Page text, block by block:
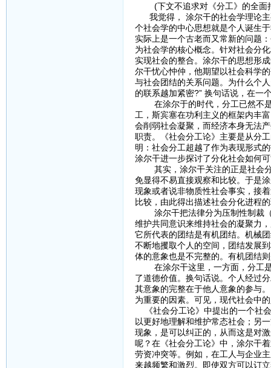
(下文不追求对《分工》的全面
我觉得， 涂尔干的社会学理论主
个社会学的中心思想就是个人诞生
实际上是一个古老而又常新的问题
为社会学的核心概念。针对社会分
实现社会的整合。涂尔干的思想形
尔干忧心忡仲，他期望以社会科学
与社会团结的关系问题。为什么个
的联系越加紧密?” 换句话说，在一
在涂尔于的时代，分工已然不是
工，斯宾塞在功利主义的框架内丰
会削弱社会凝聚，而经济本身无法
职责。《社会分工论》主要是从分
明：社会分工超越了作为表现形式
涂尔干进一步探讨了分化社会如何
其实，涂尔干关注的正是社会分
免显得不易直接观察和比较。于是
现象或者说非物质性社会事实，接
比较，由此得出描述社会分化进程
涂尔干把法律分为压制性制裁（
维护共同意识来维持社会的凝聚力
它所代表的团结是有机团结。机械
不断地攫取个人的空间，团结发展
体的意象也是不完整的。有机团结
在涂尔干这里，一方面，分工是
了道德价值。换句话说。个人经过
其意象的完整在于他人意象的参与
为重要的因素。可见，现代社会中
《社会分工论》中提出的一个社
以更好地理解和维护常态社会；另
现象，是可以纠正的，从而这是对
呢？在《社会分工论》中，涂尔干
劳资冲突等。例如，在工人与企业
来越频繁和激烈。即使双方可以订